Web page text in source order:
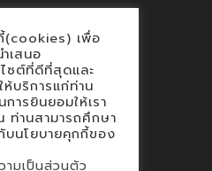
(cookies) เพื่อ
เสนอ
ซต์ที่ดีที่สุดและ
บริการแก่ท่าน
การยินยอมให้เรา
ท่านสามารถศึกษา
บนโยบายคุกกี้ของ
ามเป็นส่วนตัว